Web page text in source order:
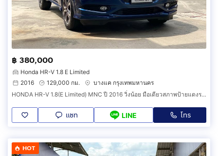
฿ 380,000
Honda HR-V 1.8 E Limited
2016
129,000 กม.
บางแค กรุงเทพมหานคร
HONDA HR-V 1.8(E Limited) MNC ปี 2016 วิ่งน้อย มือเดียวสภาพป้ายแดงราคาถูก
แชท LINE โทร
HOT